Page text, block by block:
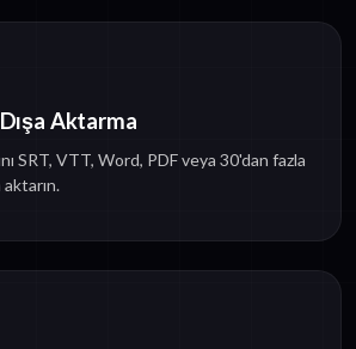
Aktarma
SRT, VTT, Word, PDF veya 30'dan fazla